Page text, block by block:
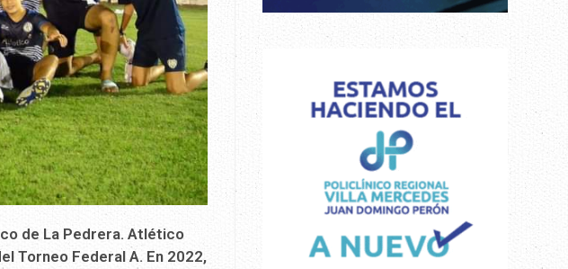
de La Pedrera. Atlético
Torneo Federal A. En 2022,